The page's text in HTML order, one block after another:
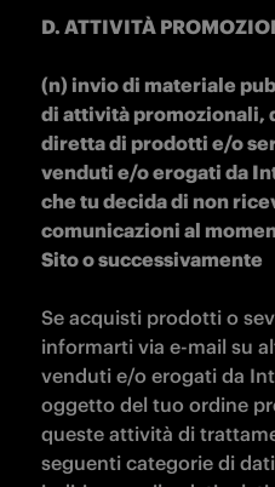
D. ATTIVITÀ
(n) invio di materiale
di attività promozionali,
diretta di prodotti e/o
venduti e/o erogati da
che tu decida di non
comunicazioni al
Sito o successivamente
Se acquisti prodotti o
informarti via e-mail su
venduti e/o erogati da
oggetto del tuo ordine
queste attività di
seguenti categorie di